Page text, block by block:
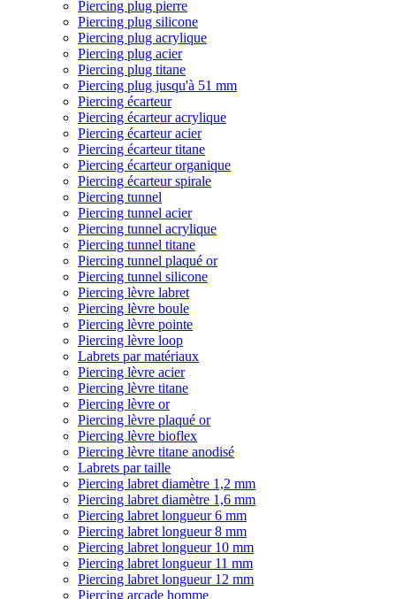
Piercing plug pierre
Piercing plug silicone
Piercing plug acrylique
Piercing plug acier
Piercing plug titane
Piercing plug jusqu'à 51 mm
Piercing écarteur
Piercing écarteur acrylique
Piercing écarteur acier
Piercing écarteur titane
Piercing écarteur organique
Piercing écarteur spirale
Piercing tunnel
Piercing tunnel acier
Piercing tunnel acrylique
Piercing tunnel titane
Piercing tunnel plaqué or
Piercing tunnel silicone
Piercing lèvre labret
Piercing lèvre boule
Piercing lèvre pointe
Piercing lèvre loop
Labrets par matériaux
Piercing lèvre acier
Piercing lèvre titane
Piercing lèvre or
Piercing lèvre plaqué or
Piercing lèvre bioflex
Piercing lèvre titane anodisé
Labrets par taille
Piercing labret diamètre 1,2 mm
Piercing labret diamètre 1,6 mm
Piercing labret longueur 6 mm
Piercing labret longueur 8 mm
Piercing labret longueur 10 mm
Piercing labret longueur 11 mm
Piercing labret longueur 12 mm
Piercing arcade homme